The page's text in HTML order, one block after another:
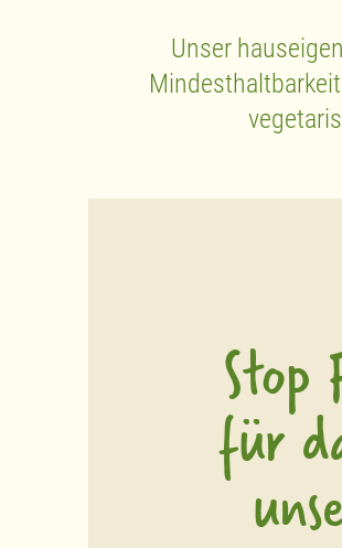
Unser
Stop
für